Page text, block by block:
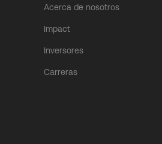
Acerca de nosotros
Impact
Inversores
Carreras